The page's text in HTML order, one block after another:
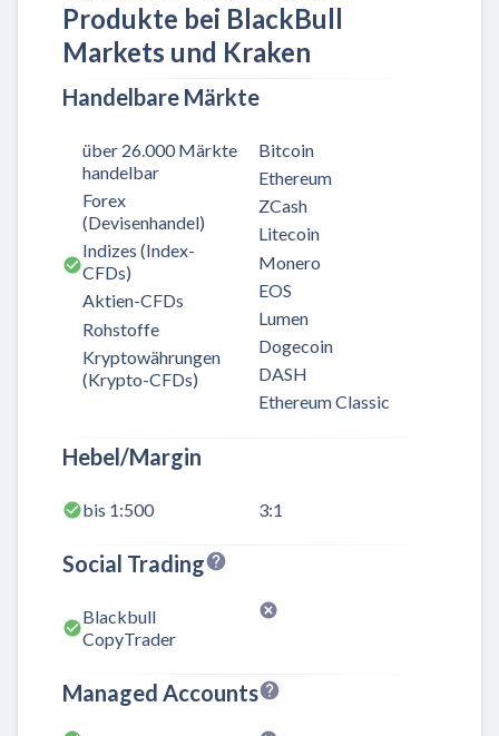
Produkte bei BlackBull
Markets und Kraken
Handelbare Märkte
über 26.000 Märkte
handelbar
Forex
(Devisenhandel)
Indizes (Index-
CFDs)
Aktien-CFDs
Rohstoffe
Kryptowährungen
(Krypto-CFDs)
Bitcoin
Ethereum
ZCash
Litecoin
Monero
EOS
Lumen
Dogecoin
DASH
Ethereum Classic
Hebel/Margin
bis 1:500 3:1
Social Trading
Blackbull
CopyTrader
Managed Accounts